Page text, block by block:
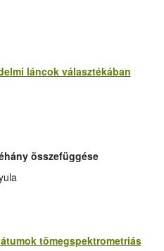
láncok választékában
összefüggése
tömegspektrometriás